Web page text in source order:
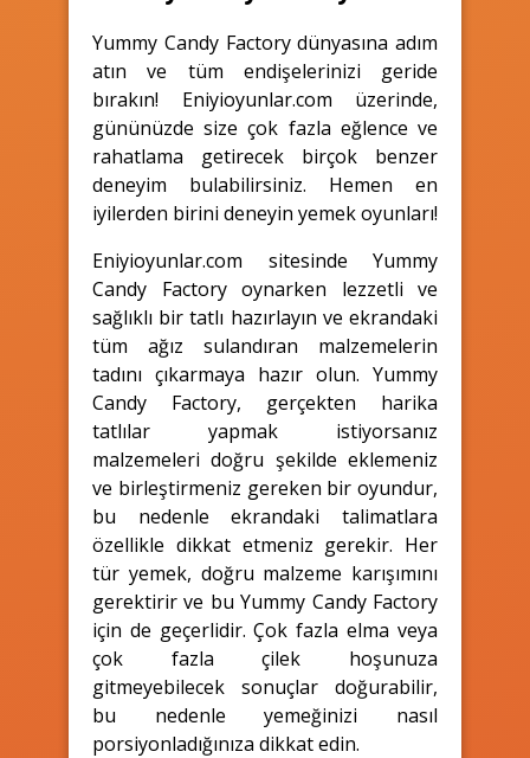
Yummy Candy Factory dünyasına adım
atın ve tüm endişelerinizi geride
bırakın! Eniyioyunlar.com üzerinde,
gününüzde size çok fazla eğlence ve
rahatlama getirecek birçok benzer
deneyim bulabilirsiniz. Hemen en
iyilerden birini deneyin yemek oyunları!
Eniyioyunlar.com sitesinde Yummy
Candy Factory oynarken lezzetli ve
sağlıklı bir tatlı hazırlayın ve ekrandaki
tüm ağız sulandıran malzemelerin
tadını çıkarmaya hazır olun. Yummy
Candy Factory, gerçekten harika
tatlılar yapmak istiyorsanız
malzemeleri doğru şekilde eklemeniz
ve birleştirmeniz gereken bir oyundur,
bu nedenle ekrandaki talimatlara
özellikle dikkat etmeniz gerekir. Her
tür yemek, doğru malzeme karışımını
gerektirir ve bu Yummy Candy Factory
için de geçerlidir. Çok fazla elma veya
çok fazla çilek hoşunuza
gitmeyebilecek sonuçlar doğurabilir,
bu nedenle yemeğinizi nasıl
porsiyonladığınıza dikkat edin.